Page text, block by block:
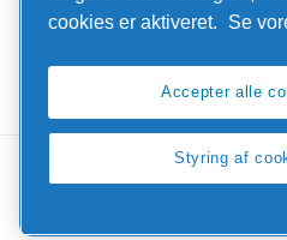
Serviceaftaler
Garanti og retur
cookies er aktiveret.
Se
Accepter alle
Styring af